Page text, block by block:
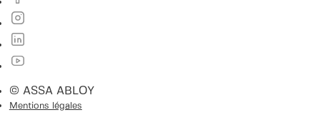
© ASSA ABLOY
Mentions légales